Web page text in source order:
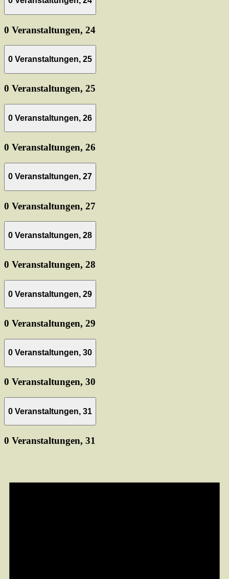
0 Veranstaltungen, 24
0 Veranstaltungen, 25
0 Veranstaltungen, 25
0 Veranstaltungen, 26
0 Veranstaltungen, 26
0 Veranstaltungen, 27
0 Veranstaltungen, 27
0 Veranstaltungen, 28
0 Veranstaltungen, 28
0 Veranstaltungen, 29
0 Veranstaltungen, 29
0 Veranstaltungen, 30
0 Veranstaltungen, 30
0 Veranstaltungen, 31
0 Veranstaltungen, 31